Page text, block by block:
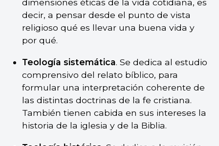
decir, a pensar desde el punto de vista
religioso qué es llevar una buena vida y
por qué.
Teología sistemática. Se dedica al estudio
comprensivo del relato bíblico, para
formular una interpretación coherente de
las distintas doctrinas de la fe cristiana.
También tienen cabida en sus intereses la
historia de la iglesia y de la Biblia.